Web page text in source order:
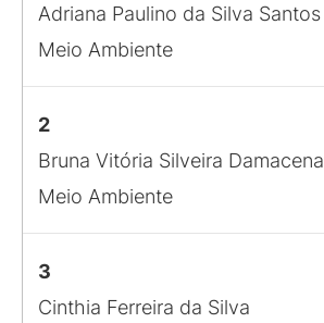
Adriana Paulino da Silva Santos
Meio Ambiente
2
Bruna Vitória Silveira Damacena
Meio Ambiente
3
Cinthia Ferreira da Silva